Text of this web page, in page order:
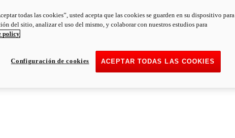
todas las cookies”, usted acepta que las cookies se guarden en su dispositivo para
del sitio, analizar el uso del mismo, y colaborar con nuestros estudios para
policy
ACEPTAR TODAS LAS COOKIES
Configuración de cookies